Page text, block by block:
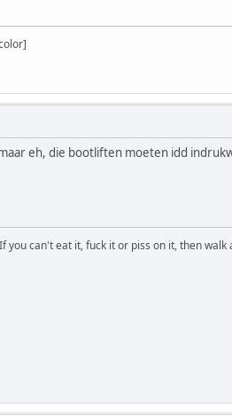
eh, die bootliften moeten idd
you can't eat it, fuck it or piss on it, then walk